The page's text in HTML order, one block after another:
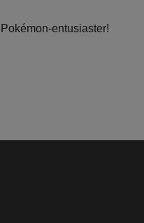
entusiaster!